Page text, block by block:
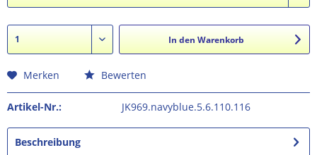
In den Warenkorb
Merken Bewerten
Artikel-Nr.: JK969.navyblue.5.6.110.116
Beschreibung